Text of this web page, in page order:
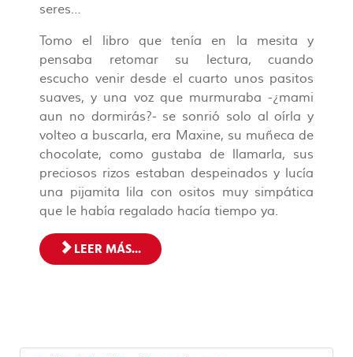
seres…
Tomo el libro que tenía en la mesita y
pensaba retomar su lectura, cuando
escucho venir desde el cuarto unos pasitos
suaves, y una voz que murmuraba -¿mami
aun no dormirás?- se sonrió solo al oírla y
volteo a buscarla, era Maxine, su muñeca de
chocolate, como gustaba de llamarla, sus
preciosos rizos estaban despeinados y lucía
una pijamita lila con ositos muy simpática
que le había regalado hacía tiempo ya.
LEER MÁS...